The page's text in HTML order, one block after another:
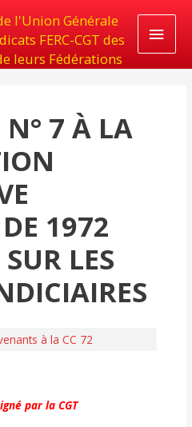
l'Union Générale
FERC-CGT des
leurs Fédérations
7 À LA
1972
LES
à la CC 72
par la CGT